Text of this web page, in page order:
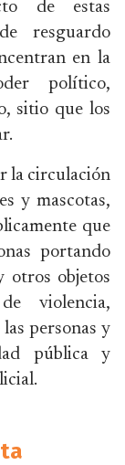
de estas
resguardo
en la
político,
sitio que los
la circulación
y mascotas,
que
portando
otros objetos
violencia,
personas y
pública y